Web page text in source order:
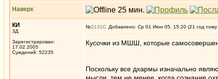
Наверх
КИ
3Д
Зарегистрирован:
17.02.2005
Суждений: 52235
№2131 Добавлено: Ср 01 Июн 05, 15:20 (21 год тому
Кусочки из МШШ, которые
Поскольку все дхармы изначально